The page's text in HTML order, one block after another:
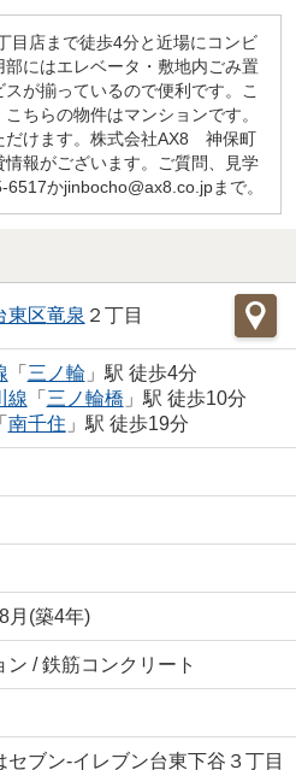
目店まで徒歩4分と近場にコンビ
にはエレベータ・敷地内ごみ置
が揃っているので便利です。こ
ちらの物件はマンションです。
だけます。株式会社AX8 神保町
報がございます。ご質問、見学
かjinbocho@ax8.co.jpまで。
東区竜泉 ２丁目
「 三ノ輪」駅 徒歩4分
線 「 三ノ輪橋 」駅 徒歩10分
「 南千住 」駅 徒歩19分
月(築4年)
ン / 鉄筋コンクリート
セブン-イレブン台東下谷３丁目